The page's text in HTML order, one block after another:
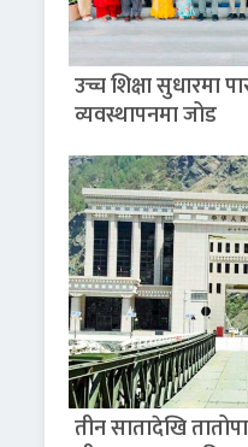
उच्च शिक्षा सुधारमा
व्यवस्थापनमा जोड
तीन सातादेखि